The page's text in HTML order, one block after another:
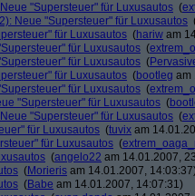
"Supersteuer" für Luxusautos (
Neue "Supersteuer" für Luxusautos
für Luxusautos (hariw am
für Luxusautos (
für Luxusautos (
für Luxusautos (bootleg am
für Luxusautos (
"Supersteuer" für Luxusautos (
"Supersteuer" für Luxusautos (
für Luxusautos (tuvix am
für Luxusautos (
(angelo22 am 14.01.2007,
(Morieris am 14.01.2007,
(Babe am 14.01.2007, 14:07:31)